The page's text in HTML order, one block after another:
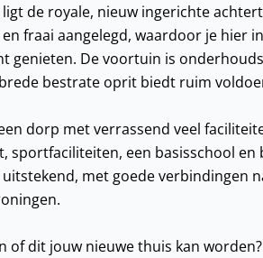
de royale, nieuw ingerichte
fraai aangelegd, waardoor je hier
genieten. De voortuin is
bestrate oprit biedt ruim
dorp met verrassend veel
sportfaciliteiten, een basisschool
met goede verbindingen
of dit jouw nieuwe thuis kan